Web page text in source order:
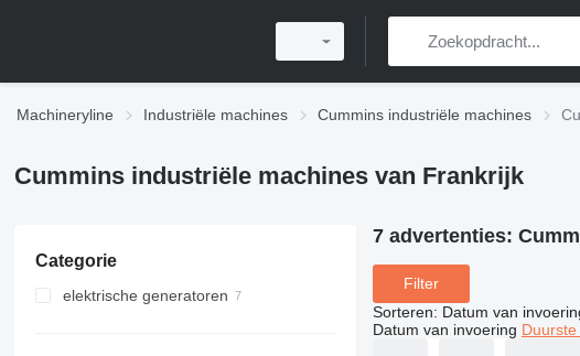
Machineryline Industriële machines Cummins industriële machines
Cummins industriële machines van Frankrijk
Categorie
elektrische generatoren
7 advertenties:
Filter
Sorteren: Datum van
Datum van invoering